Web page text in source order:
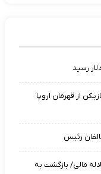
از قهرمان اروپا
رئیس
مالی/ بازگشت به